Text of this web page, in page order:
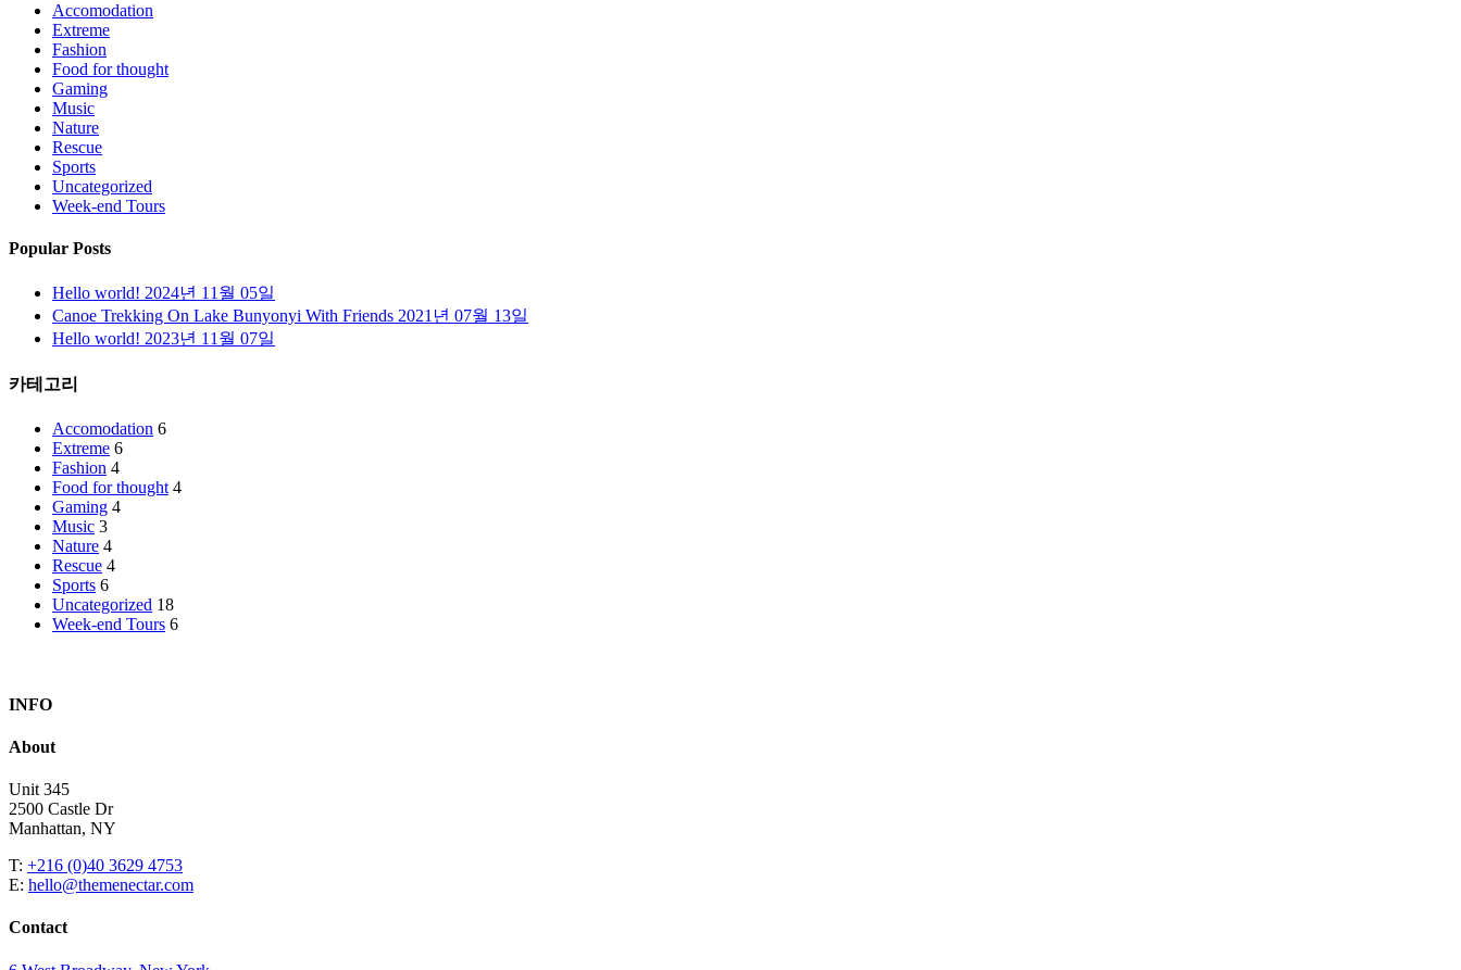
Accomodation
Extreme
Fashion
Food for thought
Gaming
Music
Nature
Rescue
Sports
Uncategorized
Week-end Tours
Popular Posts
Hello world! 2024년 11월 05일
Canoe Trekking On Lake Bunyonyi With Friends 2021년 07월 13일
Hello world! 2023년 11월 07일
카테고리
Accomodation 6
Extreme 6
Fashion 4
Food for thought 4
Gaming 4
Music 3
Nature 4
Rescue 4
Sports 6
Uncategorized 18
Week-end Tours 6
INFO
About
Unit 345
2500 Castle Dr
Manhattan, NY
T: +216 (0)40 3629 4753
E: hello@themenectar.com
Contact